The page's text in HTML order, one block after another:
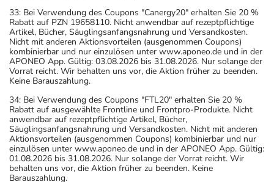
33: Bei Verwendung des Coupons "Canergy20" erhalten Sie 20 %
Rabatt auf PZN 19658110. Nicht anwendbar auf rezeptpflichtige
Artikel, Bücher, Säuglingsanfangsnahrung und Versandkosten.
Nicht mit anderen Aktionsvorteilen (ausgenommen Coupons)
kombinierbar und nur einzulösen unter www.aponeo.de und in der
APONEO App. Gültig: 03.08.2026 bis 31.08.2026. Nur solange der
Vorrat reicht. Wir behalten uns vor, die Aktion früher zu beenden.
Keine Barauszahlung.
34: Bei Verwendung des Coupons "FTL20" erhalten Sie 20 %
Rabatt auf ausgewählte Frontline und Frontpro-Produkte. Nicht
anwendbar auf rezeptpflichtige Artikel, Bücher,
Säuglingsanfangsnahrung und Versandkosten. Nicht mit anderen
Aktionsvorteilen (ausgenommen Coupons) kombinierbar und nur
einzulösen unter www.aponeo.de und in der APONEO App. Gültig:
01.08.2026 bis 31.08.2026. Nur solange der Vorrat reicht. Wir
behalten uns vor, die Aktion früher zu beenden. Keine
Barauszahlung.